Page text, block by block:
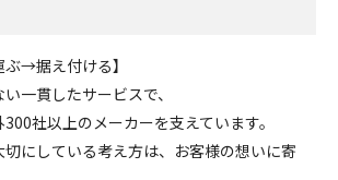
ぶ→据え付ける】
一貫したサービスで、
社以上のメーカーを支えています。
切にしている考え方は、お客様の想いに寄